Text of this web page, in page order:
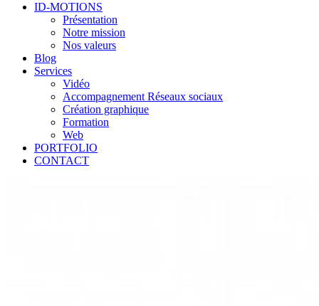
ID-MOTIONS
Présentation
Notre mission
Nos valeurs
Blog
Services
Vidéo
Accompagnement Réseaux sociaux
Création graphique
Formation
Web
PORTFOLIO
CONTACT